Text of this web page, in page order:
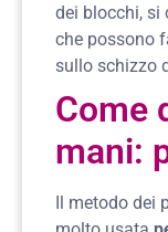
dei blocchi, si
che possono
sullo schizzo
Come
mani:
Il metodo dei